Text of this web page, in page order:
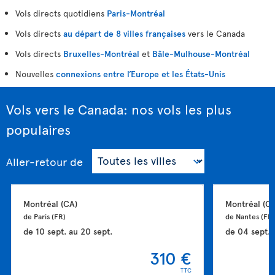
Vols directs quotidiens Paris-Montréal
Vols directs au départ de 8 villes françaises vers le Canada
Vols directs Bruxelles-Montréal et Bâle-Mulhouse-Montréal
Nouvelles connexions entre l’Europe et les États-Unis
Vols vers le Canada: nos vols les plus
populaires
Aller-retour de
Montréal (CA)
de Paris (FR)
de 10 sept.au 20 sept.
310 €
TTC
Montréal
de Nantes (FR)
de 04 sept.